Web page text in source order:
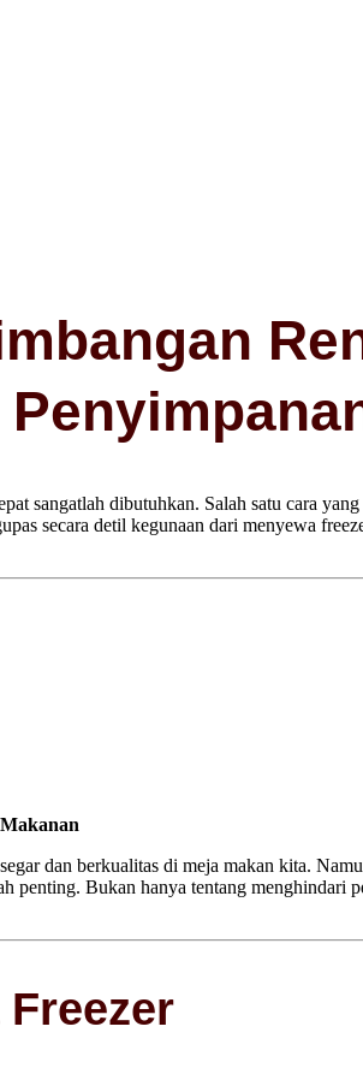
sangatlah dibutuhkan. Salah satu cara
secara detil kegunaan dari menyewa
dan berkualitas di meja makan kita.
penting. Bukan hanya tentang menghindari